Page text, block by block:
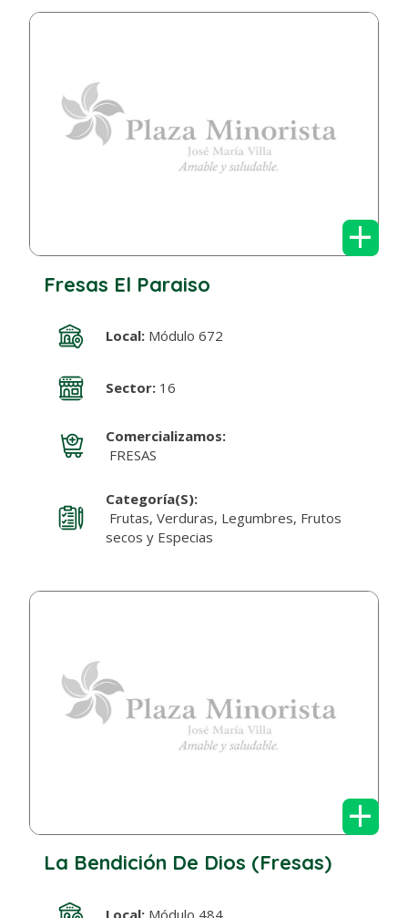
+
Fresas El Paraiso
Local:Módulo 672
Sector:16
Comercializamos:
FRESAS
Categoría(s):
Frutas, Verduras, Legumbres, Frutos
secos y Especias
+
La Bendición De Dios (Fresas)
Local:Módulo 484